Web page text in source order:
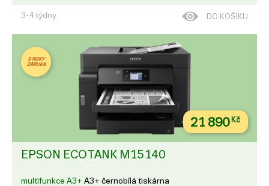
3-4 týdny DO KOŠÍKU
3 ROKY
ZÁRUKA
21 890Kč
EPSON ECOTANK M15140
multifunkce A3+ A3+ černobílá tiskárna